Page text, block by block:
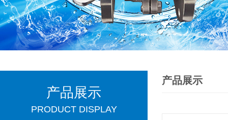
产品展示
产品展示
PRODUCT DISPLAY